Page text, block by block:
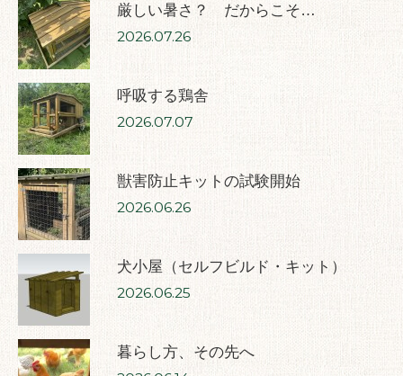
厳しい暑さ？ だからこそ…
2026.07.26
呼吸する鶏舎
2026.07.07
獣害防止キットの試験開始
2026.06.26
犬小屋（セルフビルド・キット）
2026.06.25
暮らし方、その先へ